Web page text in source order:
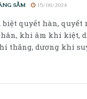
SẦM 15/08/2024
biệt quyết hàn,
khi âm khí kiệt,
thăng, dương khí